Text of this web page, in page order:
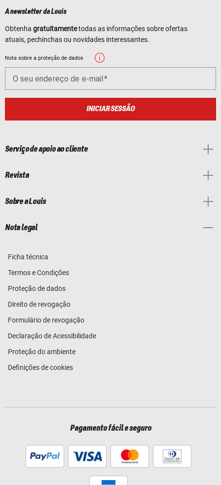
A newsletter da Louis
Obtenha gratuitamentetodas as informações sobre ofertas
atuais, pechinchas ou novidades interessantes.
Nota sobre a proteção de dados
O seu endereço de e-mail
INICIAR SESSÃO
Serviço de apoio ao cliente
Revista
Sobre a Louis
Nota legal
Ficha técnica
Termos e Condições
Proteção de dados
Direito de revogação
Formulário de revogação
Declaração de Acessibilidade
Proteção do ambiente
Definições de cookies
Pagamento fácil e seguro